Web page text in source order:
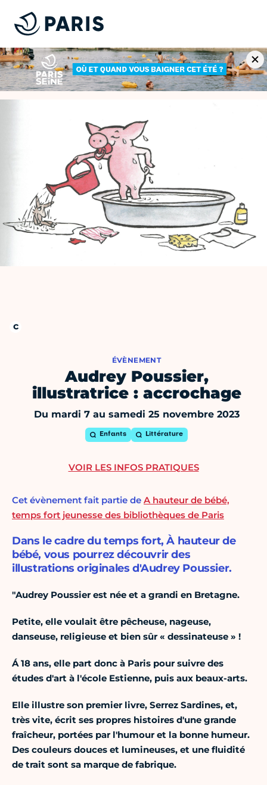
ÉVÈNEMENT
Audrey Poussier,
illustratrice : accrochage
Du mardi 7 au samedi 25 novembre 2023
Enfants Littérature
Cet évènement fait partie de A hauteur de bébé,
temps fort jeunesse des bibliothèques de Paris
Dans le cadre du temps fort, À hauteur de
bébé, vous pourrez découvrir des
illustrations originales d'Audrey Poussier.
"Audrey Poussier est née et a grandi en Bretagne.
Petite, elle voulait être pêcheuse, nageuse,
danseuse, religieuse et bien sûr « dessinateuse » !
Á 18 ans, elle part donc à Paris pour suivre des
études d'art à l'école Estienne, puis aux beaux-arts.
Elle illustre son premier livre, Serrez Sardines, et,
très vite, écrit ses propres histoires d'une grande
fraîcheur, portées par l'humour et la bonne humeur.
Des couleurs douces et lumineuses, et une fluidité
de trait sont sa marque de fabrique.
VOIR LES INFOS PRATIQUES